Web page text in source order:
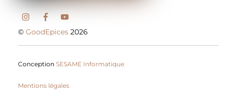
©GoodEpices 2026
ConceptionSESAME Informatique
Mentions légales